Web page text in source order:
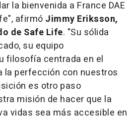
la bienvenida a France DAE
afirmó Jimmy Eriksson,
de Safe Life. "Su sólida
su equipo
filosofía centrada en el
la perfección con nuestros
es otro paso
misión de hacer que la
vidas sea más accesible en